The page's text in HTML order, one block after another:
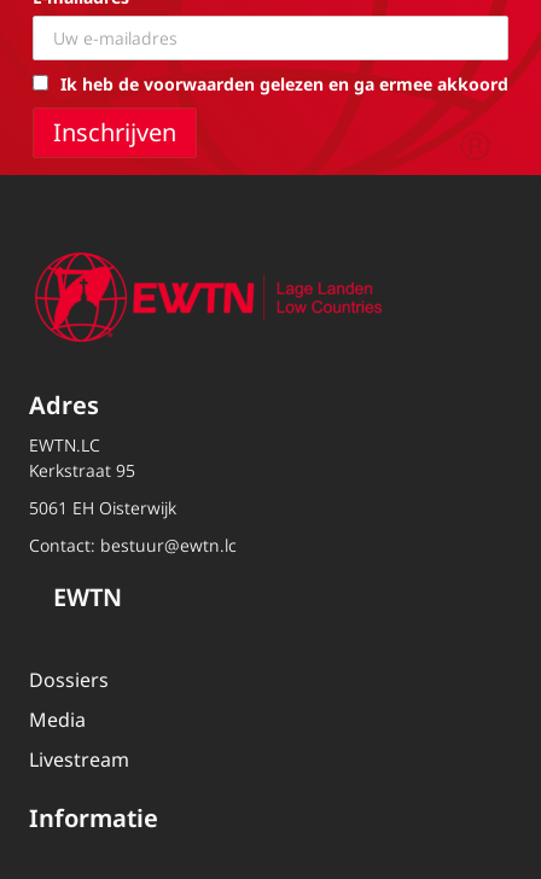
Ik heb de voorwaarden gelezen en ga ermee akkoord
Adres
EWTN.LC
Kerkstraat 95
5061 EH Oisterwijk
Contact: bestuur@ewtn.lc
EWTN
Dossiers
Media
Livestream
Informatie